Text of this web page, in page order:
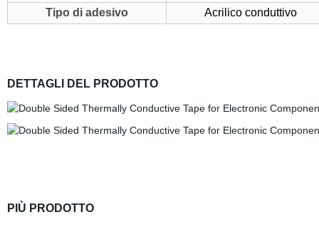
Tipo di adesivo
Acrilico conduttivo
DETTAGLI DEL PRODOTTO
PIÙ PRODOTTO